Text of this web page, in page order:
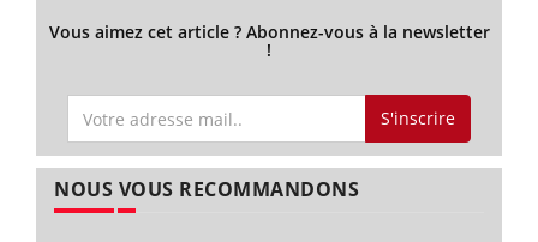
Vous aimez cet article ? Abonnez-vous à la newsletter
!
S'inscrire
NOUS VOUS RECOMMANDONS